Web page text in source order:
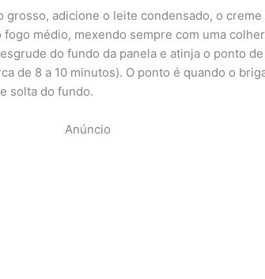
grosso, adicione o leite condensado, o
fogo médio, mexendo sempre com uma
do fundo da panela e atinja o ponto de
de 8 a 10 minutos). O ponto é quando o
solta do fundo.
Anúncio